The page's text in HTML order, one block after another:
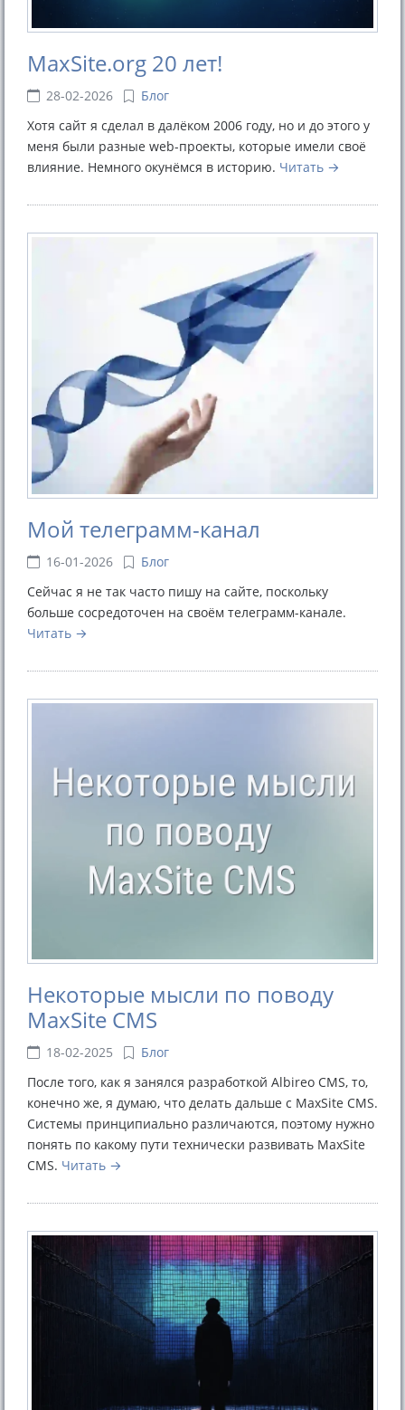
MaxSite.org 20 лет!
28-02-2026
Блог
Хотя сайт я сделал в далёком 2006 году, но и до этого у
меня были разные web-проекты, которые имели своё
влияние. Немного окунёмся в историю. Читать
Мой телеграмм-канал
16-01-2026
Блог
Сейчас я не так часто пишу на сайте, поскольку
больше сосредоточен на своём телеграмм-канале.
Читать
Некоторые мысли по поводу
MaxSite CMS
18-02-2025
Блог
После того, как я занялся разработкой Albireo CMS, то,
конечно же, я думаю, что делать дальше с MaxSite CMS.
Системы принципиально различаются, поэтому нужно
понять по какому пути технически развивать MaxSite
CMS. Читать